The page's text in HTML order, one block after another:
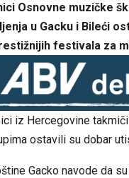
Osnovne muzičke
u Gacku i Bileći
festivala za
iz Hercegovine
ostavili su dobar
Gacko navode da